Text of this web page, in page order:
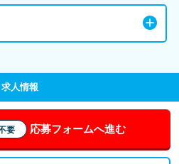
求人情報
要 応募フォームへ進む